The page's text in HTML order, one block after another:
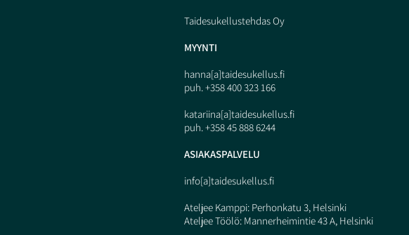
Taidesukellustehdas Oy
MYYNTI
hanna[a]taidesukellus.fi
puh. +358 400 323 166
katariina[a]taidesukellus.fi
puh. +358 45 888 6244
ASIAKASPALVELU
info[a]taidesukellus.fi
Ateljee Kamppi: Perhonkatu 3, Helsinki
Ateljee Töölö: Mannerheimintie 43 A, Helsinki